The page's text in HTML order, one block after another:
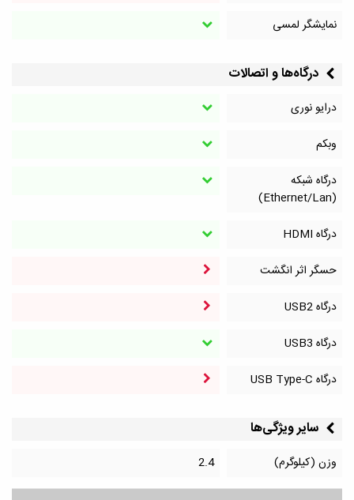
نمایشگر لمسی
درگاه‌ها و اتصالات
درایو نوری
وبکم
درگاه شبکه
(Ethernet/Lan)
درگاه HDMI
حسگر اثر انگشت
درگاه‌ USB2
درگاه‌ USB3
درگاه‌ USB Type-C
سایر ویژگی‌ها
وزن (کیلوگرم) 2.4